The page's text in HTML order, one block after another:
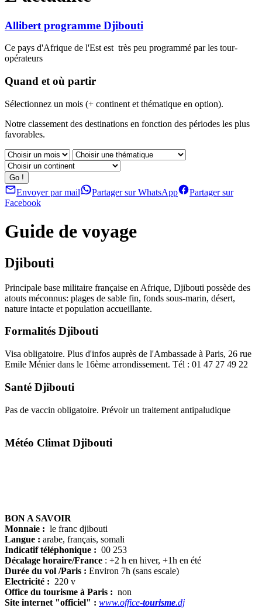
Allibert programme Djibouti
Ce pays d'Afrique de l'Est est très peu programmé par les tour-
opérateurs
Quand et où partir
Sélectionnez un mois (+ continent et thématique en option).
Notre classement des destinations en fonction des périodes les plus
favorables.
Envoyer par mail Partager sur WhatsApp
Partager sur
Facebook
Guide de voyage
Djibouti
Principale base militaire française en Afrique, Djibouti possède des
atouts méconnus: plages de sable fin, fonds sous-marin, désert,
nature intacte et population accueillante.
Formalités Djibouti
Visa obligatoire. Plus d'infos auprès de l'Ambassade à Paris, 26 rue
Emile Ménier dans le 16ème arrondissement. Tél : 01 47 27 49 22
Santé Djibouti
Pas de vaccin obligatoire. Prévoir un traitement antipaludique
Météo Climat Djibouti
BON A SAVOIR
Monnaie : le franc djibouti
Langue : arabe, français, somali
Indicatif téléphonique : 00 253
Décalage horaire/France : +2 h en hiver, +1h en été
Durée du vol /Paris : Environ 7h (sans escale)
Electricité : 220 v
Office du tourisme à Paris : non
Site internet "officiel" : www.office-tourisme.dj